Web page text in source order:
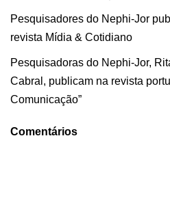
Pesquisadores do Nephi-Jor
revista Mídia & Cotidiano
Pesquisadoras do Nephi-Jor,
Cabral, publicam na revista
Comunicação”
Comentários